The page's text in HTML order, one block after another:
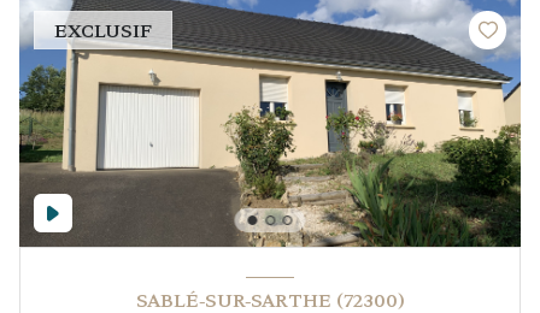
EXCLUSIF
SABLÉ-SUR-SARTHE (72300)